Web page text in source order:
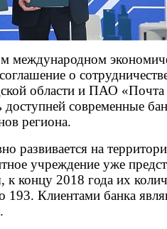
международном
о
области и ПАО «Почта
доступней современные
региона.
развивается на
учреждение уже
к концу 2018 года их
193. Клиентами банка